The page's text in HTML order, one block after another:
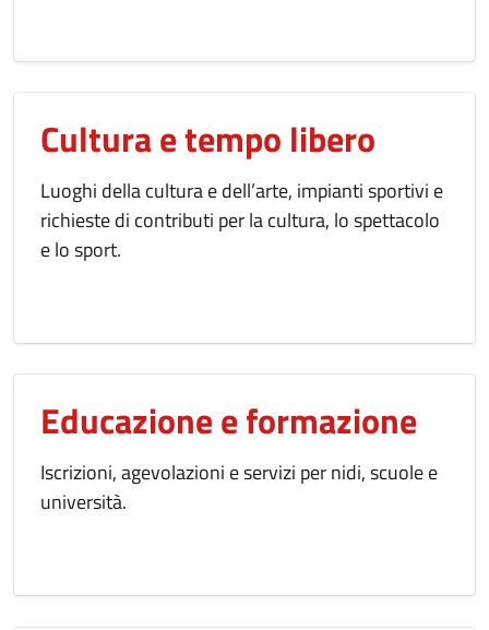
Cultura e tempo libero
Luoghi della cultura e dell’arte, impianti sportivi e
richieste di contributi per la cultura, lo spettacolo
e lo sport.
Educazione e formazione
Iscrizioni, agevolazioni e servizi per nidi, scuole e
università.